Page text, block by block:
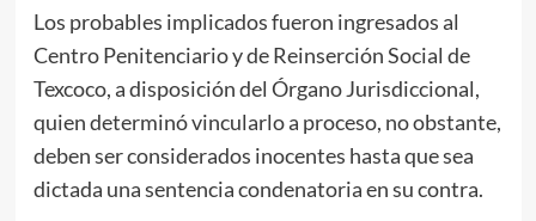
Los probables implicados fueron ingresados al
Centro Penitenciario y de Reinserción Social de
Texcoco, a disposición del Órgano Jurisdiccional,
quien determinó vincularlo a proceso, no obstante,
deben ser considerados inocentes hasta que sea
dictada una sentencia condenatoria en su contra.